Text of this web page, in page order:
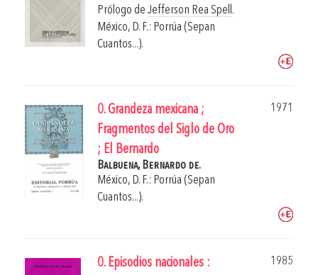
Prólogo de Jefferson Rea Spell .
México, D. F.: Porrúa (Sepan
Cuantos...).
0. Grandeza mexicana ;
Fragmentos del Siglo de Oro
; El Bernardo
1971
Balbuena, Bernardo de.
México, D. F.: Porrúa (Sepan
Cuantos...).
0. Episodios nacionales :
1985